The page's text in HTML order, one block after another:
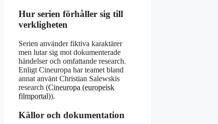
Hur serien förhåller sig till
verkligheten
Serien använder fiktiva karaktärer
men lutar sig mot dokumenterade
händelser och omfattande research.
Enligt Cineuropa har teamet bland
annat använt Christian Salewskis
research (Cineuropa (europeisk
filmportal)).
Källor och dokumentation